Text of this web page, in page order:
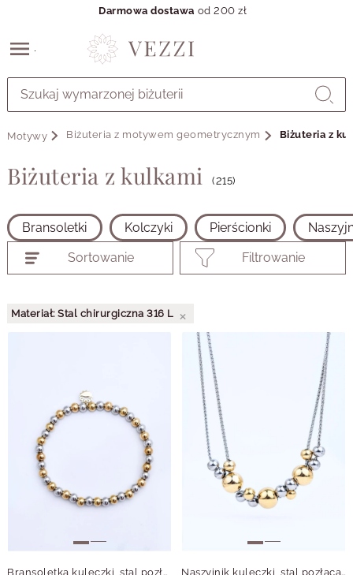
GŁÓWNEJ
PRODUKTÓW
MENU
UŻYTKOWNIKA
Darmowa dostawa od 200 zł
Motywy Biżuteria z motywem geometrycznym Biżuteria z
Biżuteria z kulkami (215)
Bransoletki Kolczyki Pierścionki
Sortowanie
Filtrowanie
Materiał: Stal chirurgiczna 316 L ×
Bransoletka kuleczki, stal pozłacana S116349M00 Naszyjnik kuleczki, stal pozłacana S316415M00